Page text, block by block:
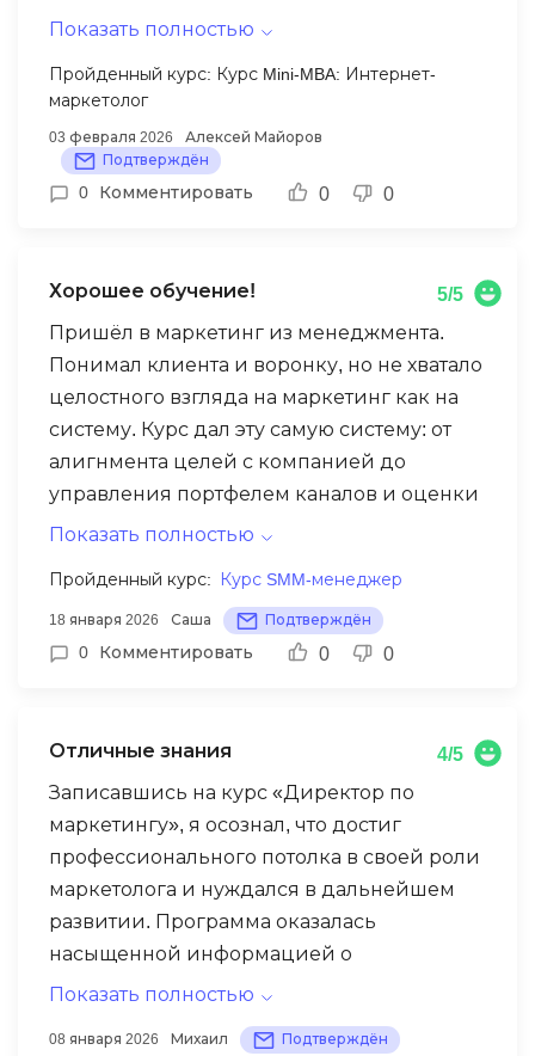
продаж. Курс перевернул подход: теперь
рынка. Блоки по сквозной аналитике и
статьи расходов в инвестиции. Теперь я
не гадаю, а точно знаю, какой канал
появилась уверенность.
Показать полностью
Пройденный курс: Курс Mini-MBA: Интернет-
маркетолог
03 февраля 2026
Алексей Майоров
Подтверждён
0 Комментировать 0 0
Хорошее обучение!
5/5
Пришёл в маркетинг из менеджмента.
Понимал клиента и воронку, но не хватало
целостного взгляда на маркетинг как на
систему. Курс дал эту самую систему: от
алигнмента целей с компанией до
управления портфелем каналов и оценки
вклада каждого в рост. Блоки по
отделом и работе с гипотезами на уровне
бизнес-метрик были бесценны. Теперь я
могу полноценно участвовать в
Показать полностью
Пройденный курс: Курс SMM-менеджер
18 января 2026 Саша Подтверждён
0 Комментировать 0 0
Отличные знания
4/5
Записавшись на курс «Директор по
маркетингу», я осознал, что достиг
профессионального потолка в своей роли
маркетолога и нуждался в дальнейшем
развитии. Программа оказалась
насыщенной информацией о
стратегическом мышлении,
и принятии обоснованных решений.
Показать полностью
08 января 2026 Михаил Подтверждён